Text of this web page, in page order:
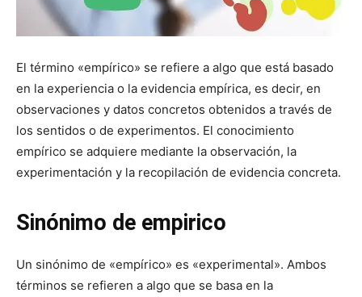
El término «empírico» se refiere a algo que está basado
en la experiencia o la evidencia empírica, es decir, en
observaciones y datos concretos obtenidos a través de
los sentidos o de experimentos. El conocimiento
empírico se adquiere mediante la observación, la
experimentación y la recopilación de evidencia concreta.
Sinónimo de empirico
Un sinónimo de «empírico» es «experimental». Ambos
términos se refieren a algo que se basa en la